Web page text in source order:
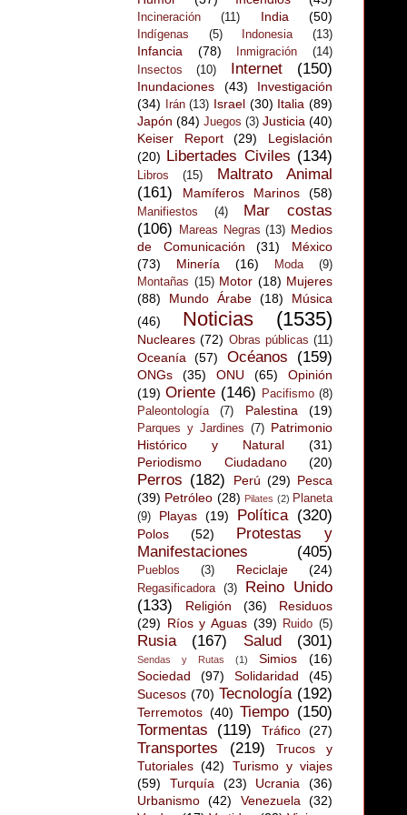
Incineración (11) India (50)
Indígenas (5) Indonesia (13)
Infancia (78) Inmigración
(14)
Insectos
(10) Internet (150)
Inundaciones (43)
Investigación
(34)
Irán (13) Israel (30) Italia (89)
Japón (84) Juegos (3) Justicia (40)
Keiser Report
(29)
Legislación
(20)
Libertades Civiles (134)
Libros (15)
Maltrato Animal
(161)
Mamíferos Marinos (58)
Manifiestos (4)
Mar costas
(106)
Mareas Negras (13) Medios
de Comunicación
(31)
México
(73)
Minería (16) Moda
(9)
Montañas (15) Motor (18) Mujeres
(88)
Mundo Árabe (18)
Música
(46)
Noticias (1535)
Nucleares (72) Obras públicas (11)
Oceanía (57) Océanos (159)
ONGs (35) ONU (65)
Opinión
(19) Oriente (146) Pacifismo (8)
Paleontología
(7) Palestina (19)
Parques y Jardines (7) Patrimonio
Histórico y Natural
(31)
Periodismo Ciudadano
(20)
Perros (182) Perú (29) Pesca
(39) Petróleo (28) Pilates (2) Planeta
(9)
Playas (19) Política (320)
Polos (52)
Protestas y
Manifestaciones
(405)
Pueblos (3) Reciclaje (24)
Regasificadora (3)
Reino Unido
(133)
Religión (36)
Residuos
(29) Ríos y Aguas (39) Ruido (5)
Rusia (167) Salud (301)
Sendas y Rutas (1) Simios
(16)
Sociedad
(97) Solidaridad
(45)
Sucesos (70) Tecnología (192)
Terremotos (40) Tiempo (150)
Tormentas
(119) Tráfico (27)
Transportes (219)
Trucos y
Tutoriales (42)
Turismo y viajes
(59)
Turquía (23) Ucrania
(36)
Urbanismo (42) Venezuela
(32)